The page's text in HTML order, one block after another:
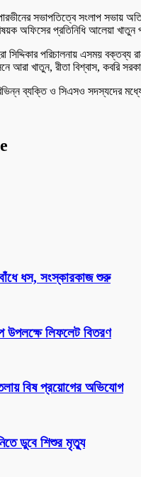
সভাপতিত্বে সংলাপ সভায়
অফিসের প্রতিনিধি আলেয়া খাতুন
সিদ্দিকার পরিচালনায় এসময় বক্তব্য
আরা খাতুন, রীতা বিশ্বাস, কবরি
ব্যক্তি ও সিএসও সদস্যদের
ধস, সংস্কারকাজ শুরু
উপলক্ষে লিফলেট বিতরণ
বিষ প্রয়োগের অভিযোগ
ডুবে শিশুর মৃত্যু